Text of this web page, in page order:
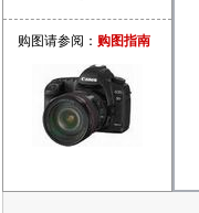
购图请参阅： 购图指南